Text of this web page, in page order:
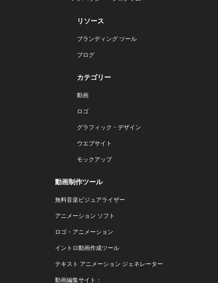
リソース
ブランディング ツール
ブログ
カテゴリー
動画
ロゴ
グラフィック・デザイン
ウエブサイト
モックアップ
動画制作ツール
無料音楽ビジュアライザー
アニメーション ソフト
ロゴ・アニメーション
イントロ動画作成ツール
テキスト アニメーション ジェネレーター
動画編集サイト：